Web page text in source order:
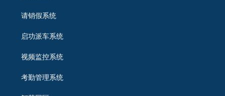
请销假系统
启功派车系统
视频监控系统
考勤管理系统